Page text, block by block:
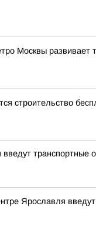
Москвы развивает
строительство
транспортные
Ярославля введут